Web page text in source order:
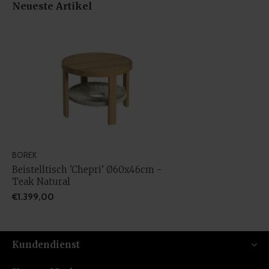
Neueste Artikel
BOREK
Beistelltisch 'Chepri' Ø60x46cm -
Teak Natural
€1.399,00
Kundendienst